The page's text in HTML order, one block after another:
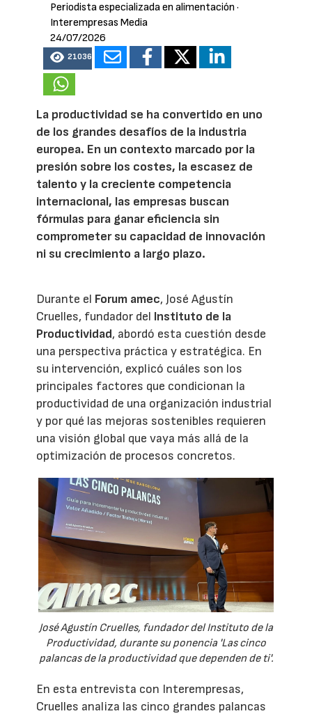
Periodista especializada en alimentación ·
Interempresas Media
24/07/2026
21036
La productividad se ha convertido en uno
de los grandes desafíos de la industria
europea. En un contexto marcado por la
presión sobre los costes, la escasez de
talento y la creciente competencia
internacional, las empresas buscan
fórmulas para ganar eficiencia sin
comprometer su capacidad de innovación
ni su crecimiento a largo plazo.
Durante el Forum amec, José Agustín
Cruelles, fundador del Instituto de la
Productividad, abordó esta cuestión desde
una perspectiva práctica y estratégica. En
su intervención, explicó cuáles son los
principales factores que condicionan la
productividad de una organización industrial
y por qué las mejoras sostenibles requieren
una visión global que vaya más allá de la
optimización de procesos concretos.
José Agustín Cruelles, fundador del Instituto de la
Productividad, durante su ponencia 'Las cinco
palancas de la productividad que dependen de ti'.
En esta entrevista con Interempresas,
Cruelles analiza las cinco grandes palancas